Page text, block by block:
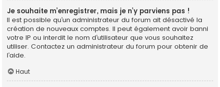
Je souhaite m’enregistrer, mais je n’y parviens pas !
Il est possible qu’un administrateur du forum ait désactivé la
création de nouveaux comptes. Il peut également avoir banni
votre IP ou interdit le nom d’utilisateur que vous souhaitez
utiliser. Contactez un administrateur du forum pour obtenir de
l’aide.
Haut